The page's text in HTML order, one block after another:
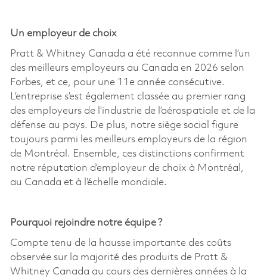
Un employeur de choix
Pratt & Whitney Canada a été reconnue comme l’un
des meilleurs employeurs au Canada en 2026 selon
Forbes, et ce, pour une 11e année consécutive.
L’entreprise s’est également classée au premier rang
des employeurs de l’industrie de l’aérospatiale et de la
défense au pays. De plus, notre siège social figure
toujours parmi les meilleurs employeurs de la région
de Montréal. Ensemble, ces distinctions confirment
notre réputation d’employeur de choix à Montréal,
au Canada et à l’échelle mondiale.
Pourquoi rejoindre notre équipe ?
Compte tenu de la hausse importante des coûts
observée sur la majorité des produits de Pratt &
Whitney Canada au cours des dernières années à la